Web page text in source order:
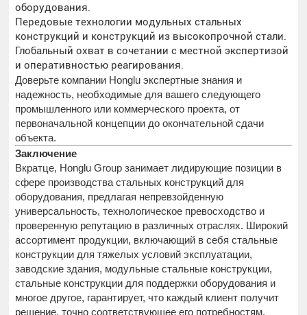
оборудования.
Передовые технологии модульных стальных
конструкций и конструкций из высокопрочной стали.
Глобальный охват в сочетании с местной экспертизой
и оперативностью реагирования.
Доверьте компании Honglu экспертные знания и
надежность, необходимые для вашего следующего
промышленного или коммерческого проекта, от
первоначальной концепции до окончательной сдачи
объекта.
Заключение
Вкратце, Honglu Group занимает лидирующие позиции в
сфере производства стальных конструкций для
оборудования, предлагая непревзойденную
универсальность, технологическое превосходство и
проверенную репутацию в различных отраслях. Широкий
ассортимент продукции, включающий в себя стальные
конструкции для тяжелых условий эксплуатации,
заводские здания, модульные стальные конструкции,
стальные конструкции для поддержки оборудования и
многое другое, гарантирует, что каждый клиент получит
решение, точно соответствующее его потребностям.